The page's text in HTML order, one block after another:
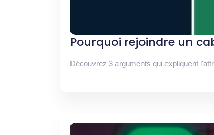
Pourquoi rejoindre un
Découvrez 3 arguments qui expliquent